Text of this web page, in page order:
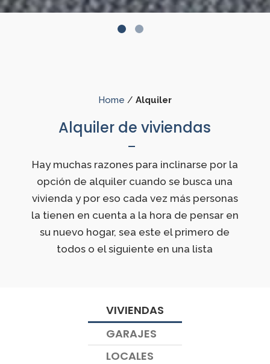
Home / Alquiler
Alquiler de viviendas
Hay muchas razones para inclinarse por la
opción de alquiler cuando se busca una
vivienda y por eso cada vez más personas
la tienen en cuenta a la hora de pensar en
su nuevo hogar, sea este el primero de
todos o el siguiente en una lista
VIVIENDAS
GARAJES
LOCALES